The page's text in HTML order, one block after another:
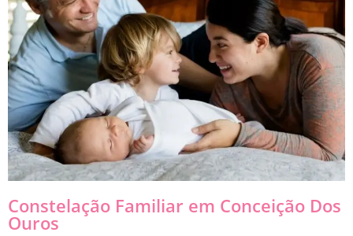
Constelação Familiar em Conceição Dos
Ouros